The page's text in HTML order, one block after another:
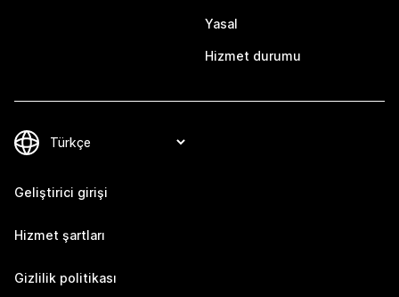
Yasal
Hizmet durumu
Geliştirici girişi
Hizmet şartları
Gizlilik politikası